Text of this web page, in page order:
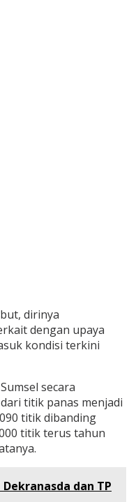
dirinya
dengan upaya
kondisi terkini
secara
titik panas menjadi
titik dibanding
titik terus tahun
dan TP